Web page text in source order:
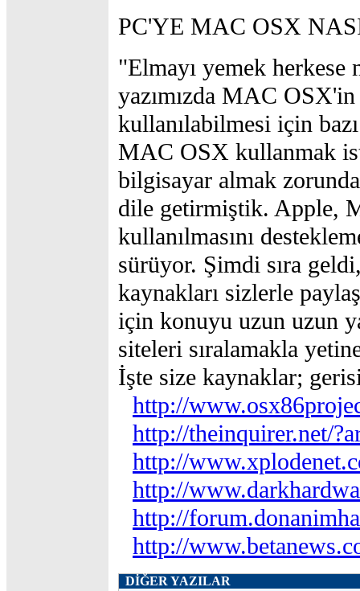
PC'YE MAC OSX
"Elmayı yemek herkese
yazımızda MAC
kullanılabilmesi için
MAC OSX kullanmak
bilgisayar almak
dile getirmiştik. Apple,
kullanılmasını
sürüyor. Şimdi sıra
kaynakları sizlerle
için konuyu uzun uzun
siteleri sıralamakla
İşte size kaynaklar;
http://
http://theinquirer.net/
http://
http://
http://
http://
DİĞER YAZILAR